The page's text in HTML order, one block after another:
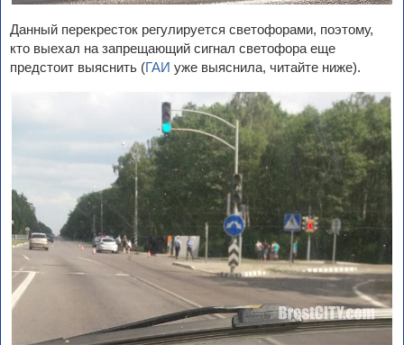
Данный перекресток регулируется светофорами, поэтому,
кто выехал на запрещающий сигнал светофора еще
предстоит выяснить (ГАИ уже выяснила, читайте ниже).